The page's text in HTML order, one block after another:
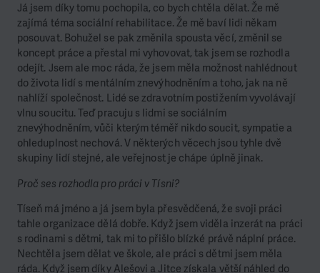
Já jsem díky tomu pochopila, co bych chtěla dělat. Že mě
zajímá téma sociální rehabilitace. Že mě baví lidi někam
posouvat. Bohužel se pak změnila spousta věcí, změnil se
koncept práce a přestal mi vyhovovat, tak jsem se rozhodla
odejít. Jsem ale moc ráda, že jsem měla možnost nahlédnout
do života lidí s mentálním znevýhodněním a toho, jak na ně
nahlíží společnost. Lidé se zdravotním postižením vyvolávají
vlnu soucitu. Teď pracuju s lidmi se sociálním
znevýhodněním, vůči kterým téměř nikdo soucit, sympatie a
ohleduplnost nechová. V některých věcech jsou tyhle dvě
skupiny lidí stejné, ale veřejnost je chápe úplně jinak.
Proč ses rozhodla pro práci v Tísni?
Tíseň má jméno a já jsem byla přesvědčená, že svoji práci
tahle organizace dělá dobře. Když jsem viděla inzerát na práci
s rodinami s dětmi, tak mi to přišlo blízké právě náplní práce.
Nechtěla jsem dělat ve škole, ale práci s dětmi jsem měla
ráda. Když jsem díky Alešovi a Jitce získala větší náhled do